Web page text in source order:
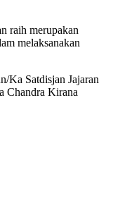
raih merupakan
melaksanakan
Ka Satdisjan Jajaran
Chandra Kirana